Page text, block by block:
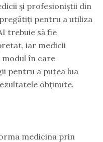
și profesioniștii din
pentru a utiliza
trebuie să fie
iar medicii
modul în care
pentru a putea lua
obținute.
medicina prin